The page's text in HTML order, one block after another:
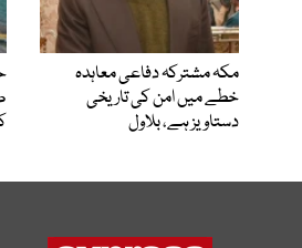
مکہ مشترکہ دفاعی معاہدہ
خطے میں امن کی تاریخی
دستاویز ہے، بلاول